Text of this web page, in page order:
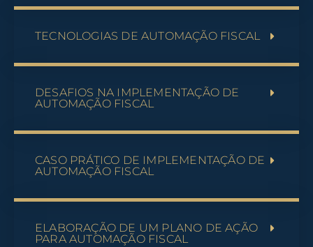
TECNOLOGIAS DE AUTOMAÇÃO FISCAL
DESAFIOS NA IMPLEMENTAÇÃO DE
AUTOMAÇÃO FISCAL
CASO PRÁTICO DE IMPLEMENTAÇÃO DE
AUTOMAÇÃO FISCAL
ELABORAÇÃO DE UM PLANO DE AÇÃO
PARA AUTOMAÇÃO FISCAL